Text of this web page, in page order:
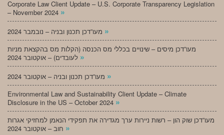
Corporate Law Client Update – U.S. Corporate Transparency Legislation
– November 2024 »
»
מעו”דכן מיסים – שינויים בכללי מס הכנסה (הקלות מס בהקצאת מניות
»
»
Environmental Law and Sustainability Client Update – Climate
Disclosure in the US – October 2024 »
מעו”דכן שוק הון – רשות ניירות ערך מגדירה את תפקידי הנאמן למחזיקי אגרות
»